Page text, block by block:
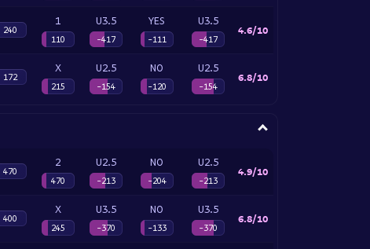
240
1
110
U3.5
-417
YES
-111
U3.5
-417
4.6/10
172
X
215
U2.5
-154
NO
-120
U2.5
-154
6.8/10
470
2
470
U2.5
-213
NO
-204
U2.5
-213
4.9/10
400
X
245
U3.5
-370
NO
-133
U3.5
-370
6.8/10